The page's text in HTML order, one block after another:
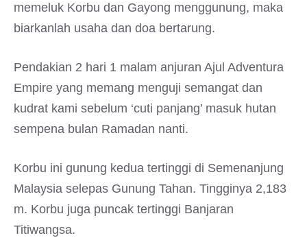
memeluk Korbu dan Gayong menggunung, maka
biarkanlah usaha dan doa bertarung.
Pendakian 2 hari 1 malam anjuran Ajul Adventura
Empire yang memang menguji semangat dan
kudrat kami sebelum ‘cuti panjang’ masuk hutan
sempena bulan Ramadan nanti.
Korbu ini gunung kedua tertinggi di Semenanjung
Malaysia selepas Gunung Tahan. Tingginya 2,183
m. Korbu juga puncak tertinggi Banjaran
Titiwangsa.